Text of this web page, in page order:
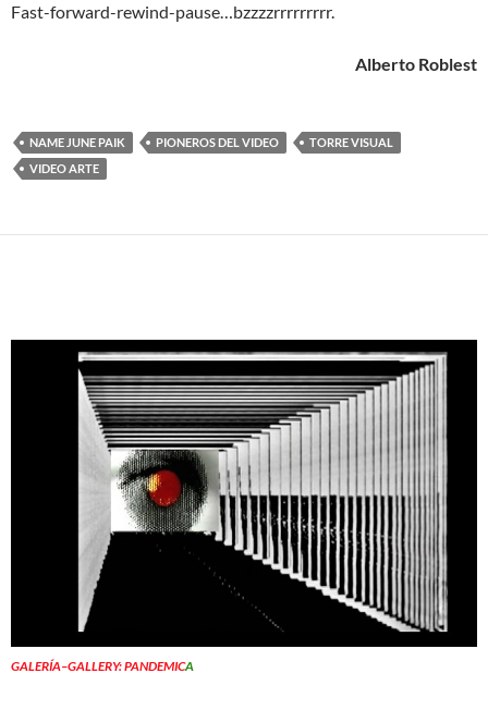
Fast-forward-rewind-pause…bzzzzrrrrrrrrr.
Alberto Roblest
NAME JUNE PAIK PIONEROS DEL VIDEO
TORRE VISUAL
VIDEO ARTE
GALERÍA–GALLERY: PANDEMICA